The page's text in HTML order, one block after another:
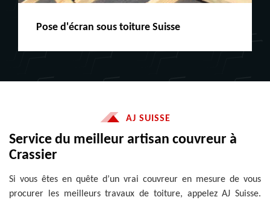
Peinture boiserie LE
AJ SUISSE
Service du meilleur artisan couvreur à
Crassier
Si vous êtes en quête d’un vrai couvreur en mesure de vous
procurer les meilleurs travaux de toiture, appelez AJ Suisse.